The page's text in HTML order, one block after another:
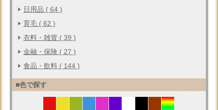
日用品 ( 64 )
育毛 ( 62 )
衣料・雑貨 ( 39 )
金融・保険 ( 27 )
食品・飲料 ( 144 )
■色で探す